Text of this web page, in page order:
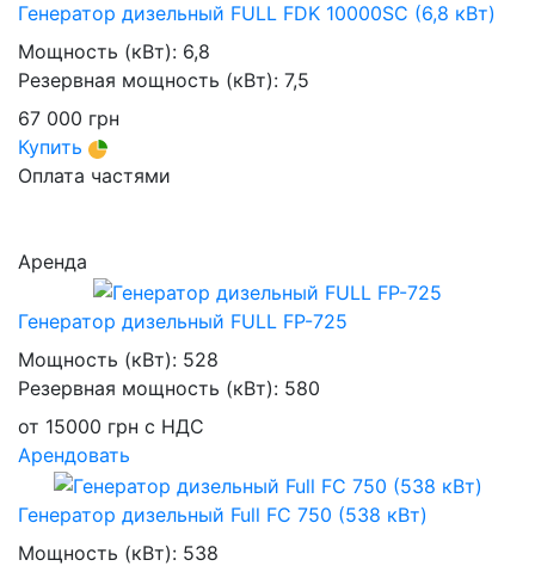
Генератор дизельный FULL FDK 10000SC (6,8 кВт)
Мощность (кВт): 6,8
Резервная мощность (кВт): 7,5
67 000 грн
Купить
Оплата частями
Аренда
Генератор дизельный FULL FP-725
Мощность (кВт): 528
Резервная мощность (кВт): 580
от 15000 грн с НДС
Арендовать
Генератор дизельный Full FC 750 (538 кВт)
Мощность (кВт): 538